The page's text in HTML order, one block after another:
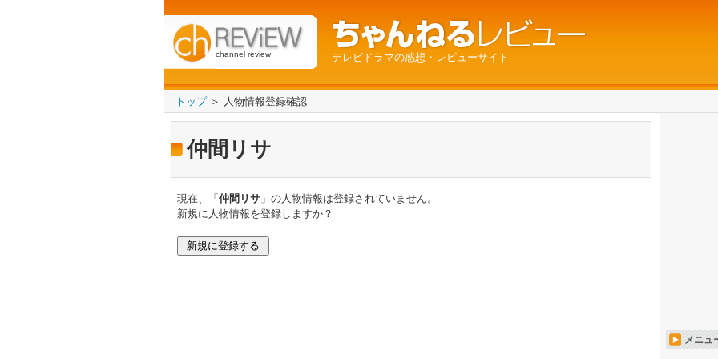
channel review テレビドラマの感想・レビューサイト
トップ＞ 人物情報登録確認
仲間リサ
現在、「 仲間リサ 」の人物情報は登録されていません。
新規に人物情報を登録しますか？
メニュ